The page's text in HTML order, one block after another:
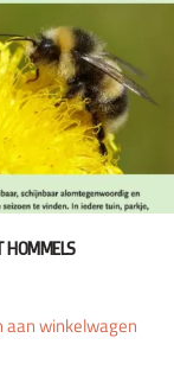
HOMMELS
aan winkelwagen